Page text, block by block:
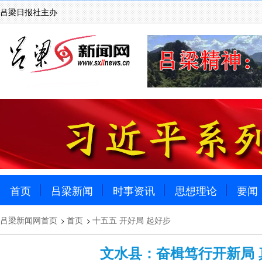
吕梁日报社主办
首页 吕梁新闻 时事资讯 思想理论 要闻
吕梁新闻网首页 > 首页 > 十五五 开好局 起好步
文水县：奋楫笃行开新局